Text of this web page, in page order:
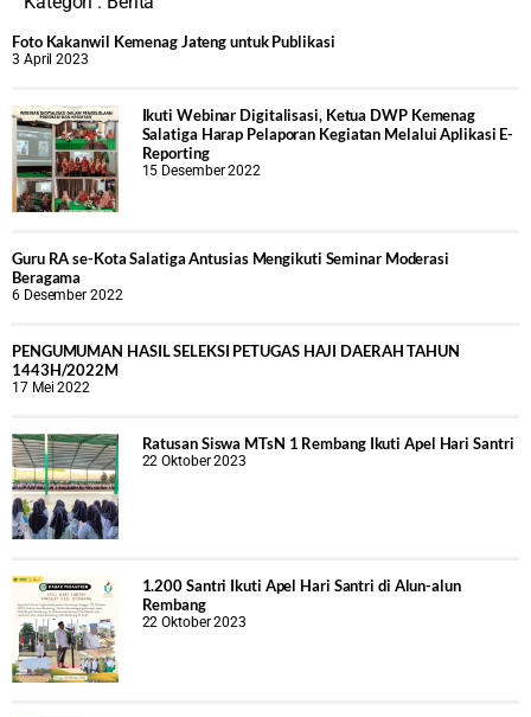
Foto Kakanwil Kemenag Jateng untuk Publikasi
3 April 2023
Ikuti Webinar Digitalisasi, Ketua DWP Kemenag
Salatiga Harap Pelaporan Kegiatan Melalui Aplikasi E-
Reporting
15 Desember 2022
Guru RA se-Kota Salatiga Antusias Mengikuti Seminar Moderasi
Beragama
6 Desember 2022
PENGUMUMAN HASIL SELEKSI PETUGAS HAJI DAERAH TAHUN
1443H/2022M
17 Mei 2022
Ratusan Siswa MTsN 1 Rembang Ikuti Apel Hari Santri
22 Oktober 2023
1.200 Santri Ikuti Apel Hari Santri di Alun-alun
Rembang
22 Oktober 2023